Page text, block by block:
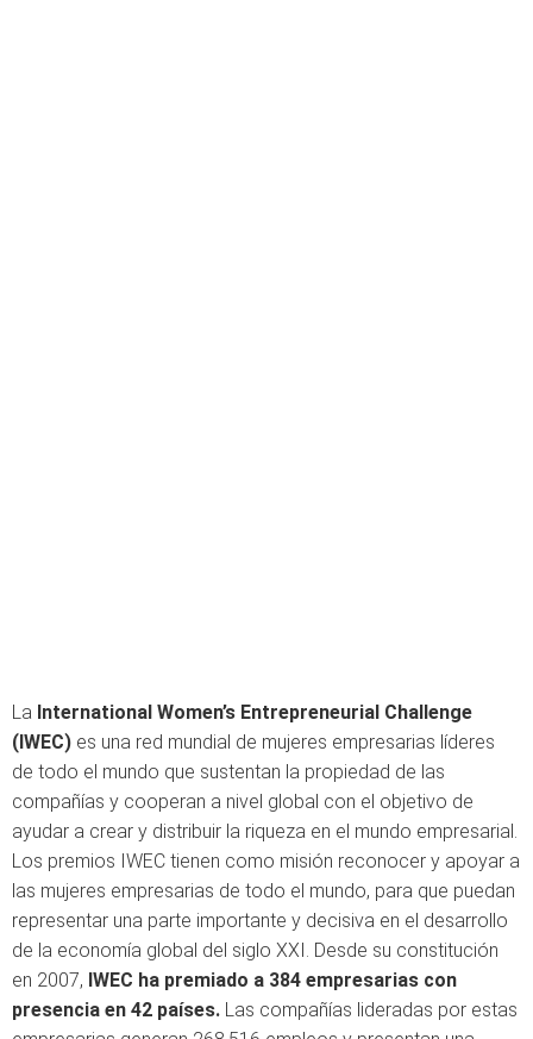
La International Women’s Entrepreneurial Challenge
(IWEC) es una red mundial de mujeres empresarias líderes
de todo el mundo que sustentan la propiedad de las
compañías y cooperan a nivel global con el objetivo de
ayudar a crear y distribuir la riqueza en el mundo empresarial.
Los premios IWEC tienen como misión reconocer y apoyar a
las mujeres empresarias de todo el mundo, para que puedan
representar una parte importante y decisiva en el desarrollo
de la economía global del siglo XXI. Desde su constitución
en 2007, IWEC ha premiado a 384 empresarias con
presencia en 42 países. Las compañías lideradas por estas